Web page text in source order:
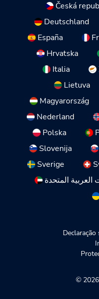
Česká
Deutschland
España
Hrvatska
Italia
Lietuva
Magyarország
Nederland
Polska
Slovenija
Sverige
العربية المتحدة
© 2026